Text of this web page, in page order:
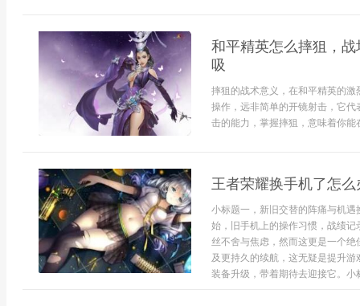
和平精英怎么摔狙，
吸
摔狙的战术意义，在和平精英的
操作，远非简单的开镜射击，它
击的能力，掌握摔狙，意味着你
王者荣耀换手机了怎
小标题一，新旧交替的阵痛与机
始，旧手机上的操作习惯，战绩
丝不舍与焦虑，然而这更是一个
及更持久的续航，这无疑是提升
装备升级，带着期待去迎接它。小